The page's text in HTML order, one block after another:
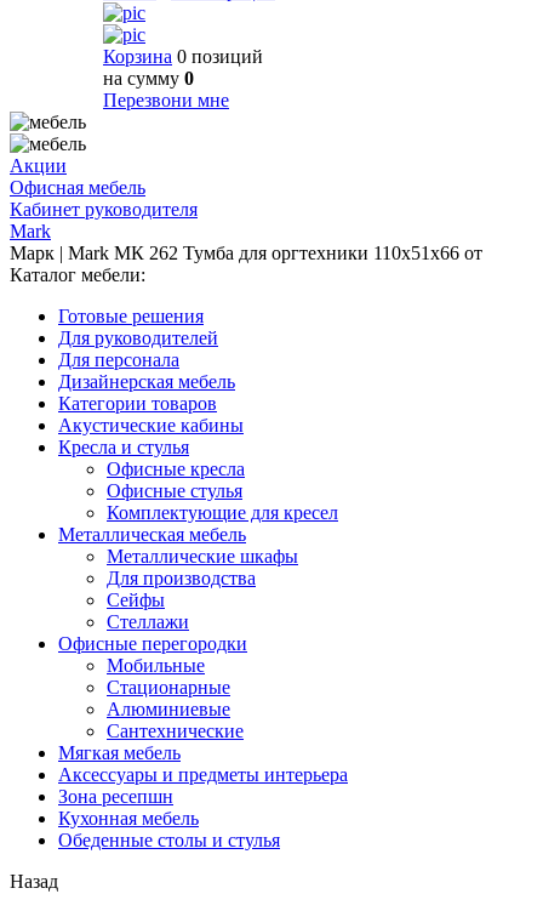
Корзина 0 позиций
на сумму 0
Перезвони мне
Акции
Офисная мебель
Кабинет руководителя
Mark
Марк | Mark МК 262 Тумба для оргтехники 110x51x66 от
Каталог мебели:
Готовые решения
Для руководителей
Для персонала
Дизайнерская мебель
Категории товаров
Акустические кабины
Кресла и стулья
Офисные кресла
Офисные стулья
Комплектующие для кресел
Металлическая мебель
Металлические шкафы
Для производства
Сейфы
Стеллажи
Офисные перегородки
Мобильные
Стационарные
Алюминиевые
Сантехнические
Мягкая мебель
Аксессуары и предметы интерьера
Зона ресепшн
Кухонная мебель
Обеденные столы и стулья
Назад